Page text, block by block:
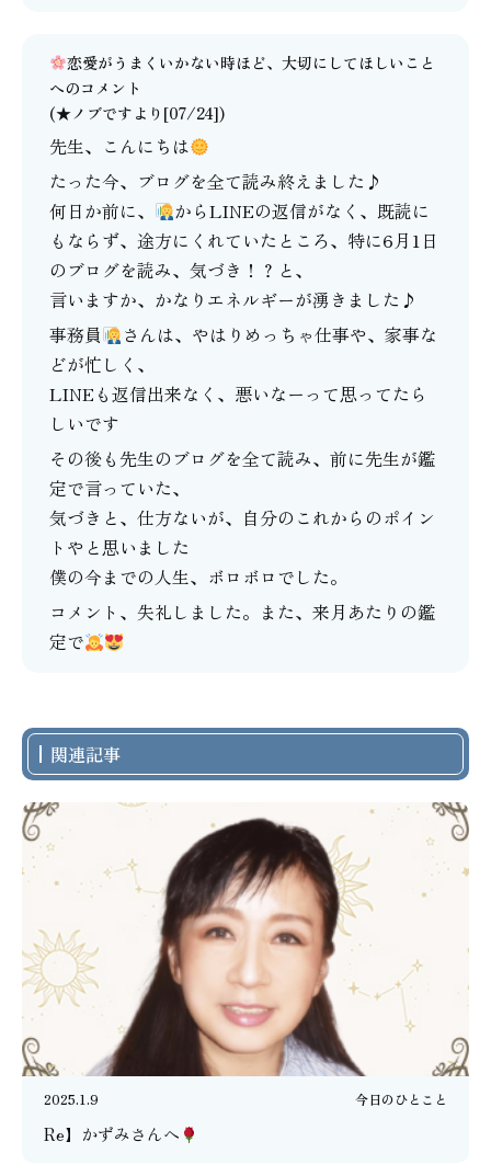
恋愛がうまくいかない時ほど、大切にしてほしいこと
へのコメント
(★ノブですより[07/24])
先生、こんにちは
たった今、ブログを全て読み終えました♪
何日か前に、
からLINEの返信がなく、既読に
もならず、途方にくれていたところ、特に6月1日
のブログを読み、気づき！？と、
言いますか、かなりエネルギーが湧きました♪
事務員
さんは、やはりめっちゃ仕事や、家事な
どが忙しく、
LINEも返信出来なく、悪いなーって思ってたら
しいです
その後も先生のブログを全て読み、前に先生が鑑
定で言っていた、
気づきと、仕方ないが、自分のこれからのポイン
トやと思いました
僕の今までの人生、ボロボロでした。
コメント、失礼しました。また、来月あたりの鑑
定で
関連記事
2025.1.9 今日のひとこと
Re】かずみさんへ